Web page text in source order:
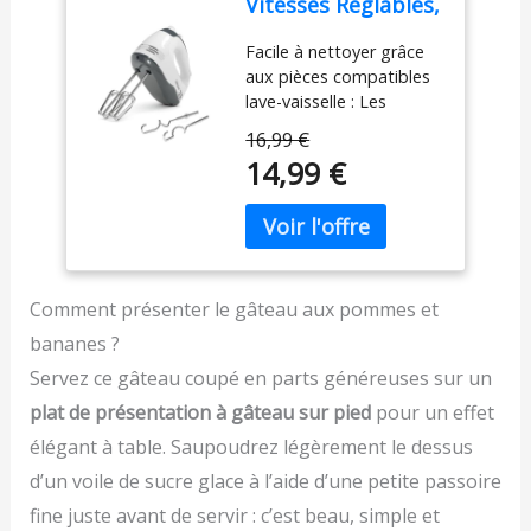
(+220°C maximum). Il ne
utilisation au micro-
ondes. Veillez à ne pas
utiliser d'objets
métalliques dans le
moule. ENTRETIEN :
Lavage à la main
uniquement avec une
éponge non-abrasive. Ne
passe pas au lave-
vaisselle.
Ergonomique,
Fouets et Crochets
Inox, Pièces
Compatibles Lave-
Vaisselle, Sans
BPA, Compact et
Pratique, Avec
Bouton Éjecteur,
MX-4203
Facile à nettoyer grâce
aux pièces compatibles
lave-vaisselle : Les
inoxydable, comme les
crochets et fouets, sont
détachables et lavables
au lave-vaisselle pour un
entretien facile. Puissant
moteur de 200W pour
une grande polyvalence :
Avec 200W et cinq
mixeur gère facilement
les crèmes légères
comme les pâtes
épaisses. Accessoires en
acier inoxydable
durables : Livré avec des
fouets et crochets
16,99 €
14,99 €
Comment présenter le gâteau aux pommes et
bananes ?
Servez ce gâteau coupé en parts généreuses sur un
plat de présentation à gâteau sur piedpour un effet
élégant à table. Saupoudrez légèrement le dessus
d’un voile de sucre glace à l’aide d’une petite passoire
fine juste avant de servir : c’est beau, simple et